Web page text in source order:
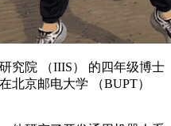
院 （IIIS） 的四年级博士
北京邮电大学 （BUPT）